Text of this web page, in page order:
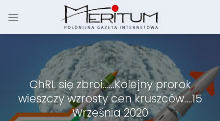
ChRL się zbroi……Kolejny prorok
wieszczy wzrosty cen kruszców….15
Września 2020